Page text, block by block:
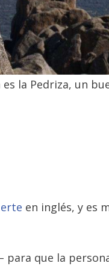
es la Pedriza, un
en inglés, y es
que la